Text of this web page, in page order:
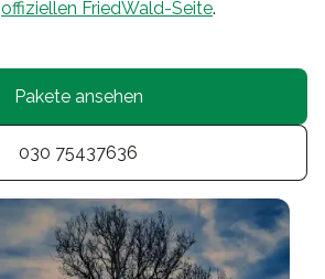
offiziellen FriedWald-Seite.
Pakete ansehen
030 75437636